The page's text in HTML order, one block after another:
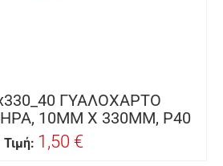
ΓΥΑΛΟΧΑΡΤΟ
10MM X 330MM, P40
Τιμή: 1,50 €